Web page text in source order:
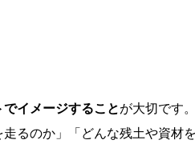
イメージすることが大切です。
るのか」「どんな残土や資